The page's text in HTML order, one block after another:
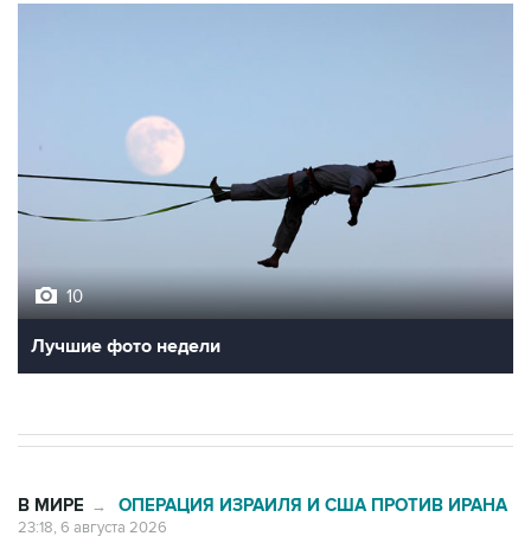
10
Лучшие фото недели
В МИРЕ → ОПЕРАЦИЯ ИЗРАИЛЯ И США ПРОТИВ ИРАНА
23:18, 6 августа 2026